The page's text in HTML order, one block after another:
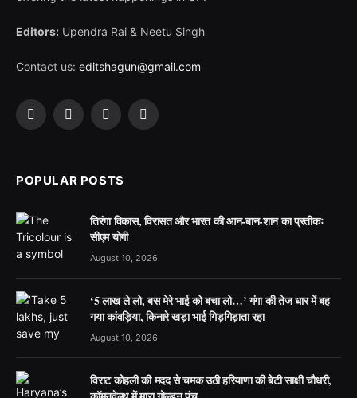
Editors: Upendra Rai & Neetu Singh
Contact us: editshagun@gmail.com
Facebook
X
LinkedInWhatsApp
POPULAR POSTS
तिरंगा विकास, विरासत और भारत की आन-बान-शान का प्रतीकः
सीएम योगी
August 10, 2026
‘5 लाख ले लो, बस मेरे भाई को बचा लो…’ गंगा की तेज धार में बह
गया कांवड़िया, किनारे खड़ा भाई गिड़गिड़ाता रहा
August 10, 2026
विराट कोहली की मदद से चमक उठी हरियाणा की बेटी साक्षी चौधरी,